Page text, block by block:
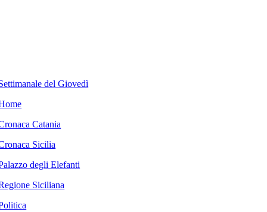
del Giovedì
Catania
Sicilia
degli Elefanti
Siciliana